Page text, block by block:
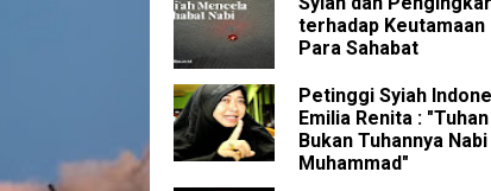
terhadap Keutamaan Para Sahabat
Imam Mereka Memiliki Ilmu Ghaib?
Semua Sahabat Nabi Pengkhianat?
Sahabat Rasulullah
terhadap Keutamaan
Para Sahabat
Petinggi Syiah
Emilia Renita :
Bukan Tuhannya Nabi
Muhammad"